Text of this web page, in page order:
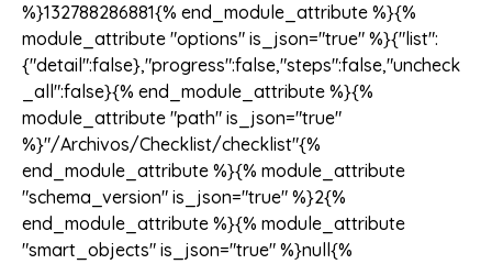
%}132788286881{% end_module_attribute %}{%
module_attribute "options" is_json="true" %}{"list":
{"detail":false},"progress":false,"steps":false,"uncheck
_all":false}{% end_module_attribute %}{%
module_attribute "path" is_json="true"
%}"/Archivos/Checklist/checklist"{%
end_module_attribute %}{% module_attribute
"schema_version" is_json="true" %}2{%
end_module_attribute %}{% module_attribute
"smart_objects" is_json="true" %}null{%